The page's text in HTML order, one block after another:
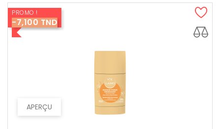
APERÇU
PROMO !
-7,100 TND